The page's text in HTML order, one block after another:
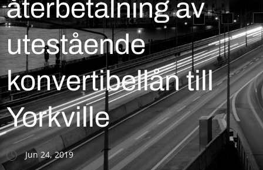
återbetalning av
utestående
konvertibellån till
Yorkville
Jun 24, 2019